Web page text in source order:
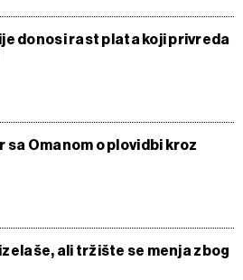
donosi rast plata koji privreda
Omanom o plovidbi kroz
ali tržište se menja zbog